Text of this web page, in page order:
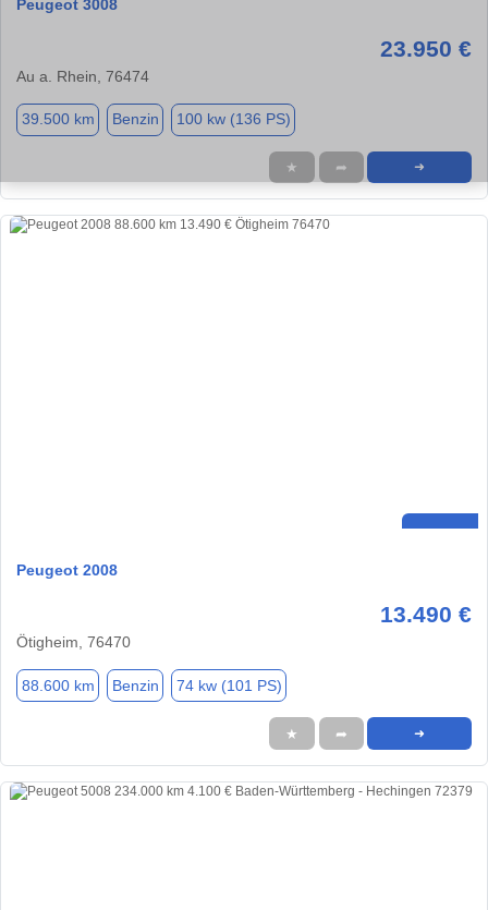
Peugeot 3008
23.950 €
Au a. Rhein, 76474
39.500 km Benzin 100 kw (136 PS)
★ ➦ ➜
Peugeot 2008
13.490 €
Ötigheim, 76470
88.600 km Benzin 74 kw (101 PS)
★ ➦ ➜